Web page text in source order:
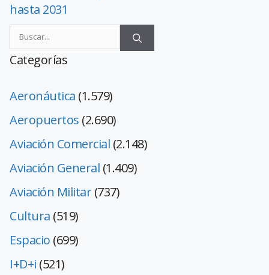
hasta 2031
Categorías
Aeronáutica (1.579)
Aeropuertos (2.690)
Aviación Comercial (2.148)
Aviación General (1.409)
Aviación Militar(737)
Cultura (519)
Espacio (699)
I+D+i (521)